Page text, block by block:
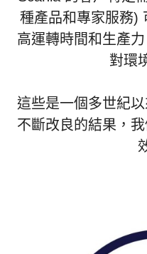
種產品和專家服務)
高運轉時間和生產
對環
這些是一個多世紀
不斷改良的結果，